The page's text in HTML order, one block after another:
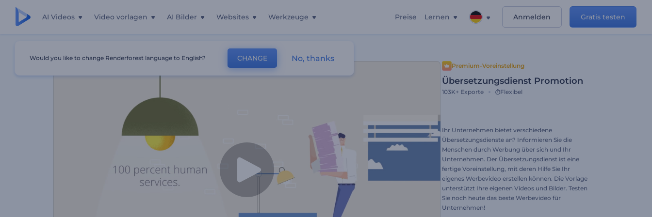
AI Videos Video vorlagen AI Bilder Websites Werkzeuge Preise Lernen Anmelden Gratis testen
Premium-Voreinstellung
Übersetzungsdienst Promotion
103K+ Exporte Flexibel
Ihr Unternehmen bietet verschiedene
Übersetzungsdienste an? Informieren Sie die
Menschen durch Werbung über sich und Ihr
Unternehmen. Der Übersetzungsdienst ist eine
fertige Voreinstellung, mit deren Hilfe Sie Ihr
eigenes Werbevideo erstellen können. Die Vorlage
unterstützt Ihre eigenen Videos und Bilder. Testen
Sie noch heute das beste Werbevideo für
Unternehmen!
Would you like to change Renderforest language to English? CHANGE No, thanks